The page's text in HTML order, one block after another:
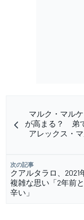
マルク・マル
が高まる？ 弟
アレックス・
次の記事
クアルタラロ、
複雑な思い「2年前
辛い」